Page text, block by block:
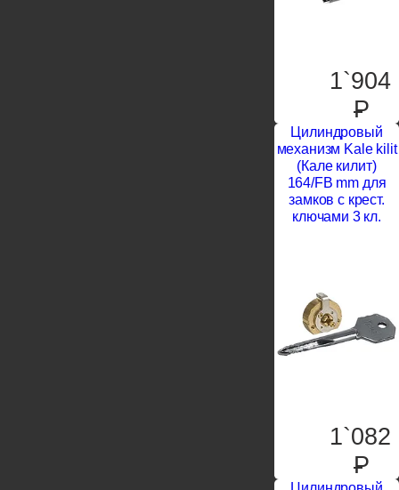
1`904
P
Цилиндровый
механизм Kale kilit
(Кале килит)
164/FB mm для
замков с крест.
ключами 3 кл.
1`082
P